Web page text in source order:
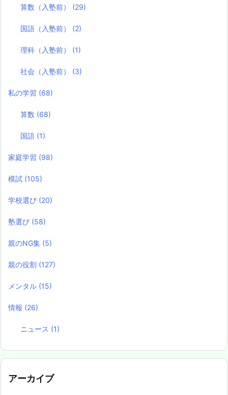
算数（入塾前） (29)
国語（入塾前） (2)
理科（入塾前） (1)
社会（入塾前） (3)
私の学習 (68)
算数 (68)
国語 (1)
家庭学習 (98)
模試 (105)
学校選び (20)
塾選び (58)
親のNG集 (5)
親の役割 (127)
メンタル (15)
情報 (26)
ニュース (1)
アーカイブ